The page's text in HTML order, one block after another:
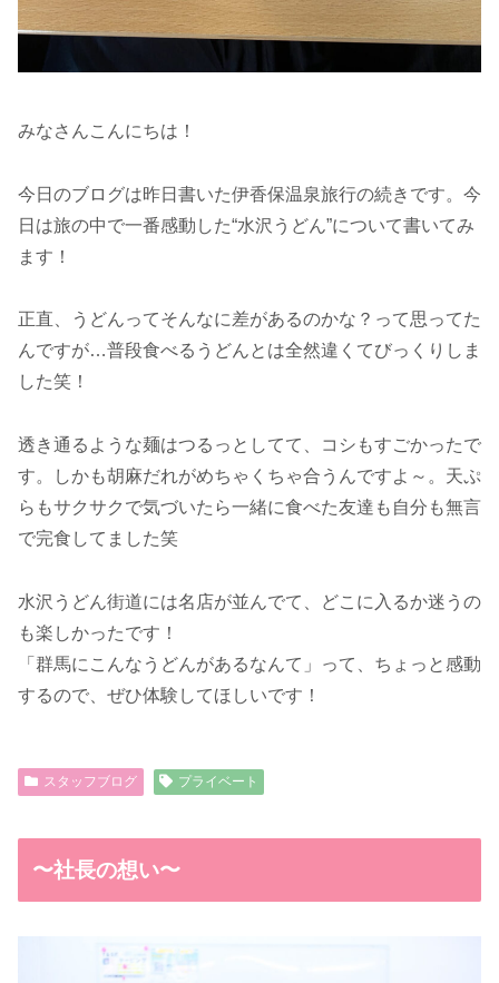
みなさんこんにちは！
今日のブログは昨日書いた伊香保温泉旅行の続きです。今
日は旅の中で一番感動した“水沢うどん”について書いてみ
ます！
正直、うどんってそんなに差があるのかな？って思ってた
んですが…普段食べるうどんとは全然違くてびっくりしま
した笑！
透き通るような麺はつるっとしてて、コシもすごかったで
す。しかも胡麻だれがめちゃくちゃ合うんですよ～。天ぷ
らもサクサクで気づいたら一緒に食べた友達も自分も無言
で完食してました笑
水沢うどん街道には名店が並んでて、どこに入るか迷うの
も楽しかったです！
「群馬にこんなうどんがあるなんて」って、ちょっと感動
するので、ぜひ体験してほしいです！
スタッフブログ プライベート
〜社長の想い〜